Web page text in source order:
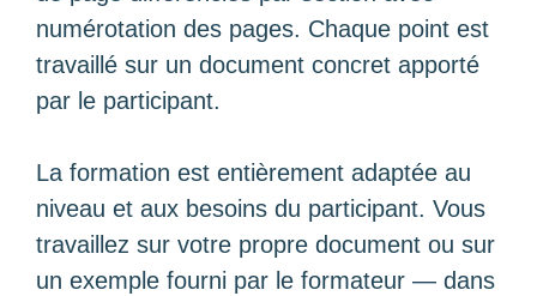
numérotation des pages. Chaque point est
travaillé sur un document concret apporté
par le participant.
La formation est entièrement adaptée au
niveau et aux besoins du participant. Vous
travaillez sur votre propre document ou sur
un exemple fourni par le formateur — dans